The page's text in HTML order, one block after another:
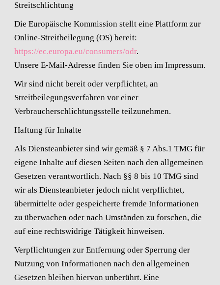
Streitschlichtung
Die Europäische Kommission stellt eine Plattform zur
Online-Streitbeilegung (OS) bereit:
https://ec.europa.eu/consumers/odr.
Unsere E-Mail-Adresse finden Sie oben im Impressum.
Wir sind nicht bereit oder verpflichtet, an
Streitbeilegungsverfahren vor einer
Verbraucherschlichtungsstelle teilzunehmen.
Haftung für Inhalte
Als Diensteanbieter sind wir gemäß § 7 Abs.1 TMG für
eigene Inhalte auf diesen Seiten nach den allgemeinen
Gesetzen verantwortlich. Nach §§ 8 bis 10 TMG sind
wir als Diensteanbieter jedoch nicht verpflichtet,
übermittelte oder gespeicherte fremde Informationen
zu überwachen oder nach Umständen zu forschen, die
auf eine rechtswidrige Tätigkeit hinweisen.
Verpflichtungen zur Entfernung oder Sperrung der
Nutzung von Informationen nach den allgemeinen
Gesetzen bleiben hiervon unberührt. Eine